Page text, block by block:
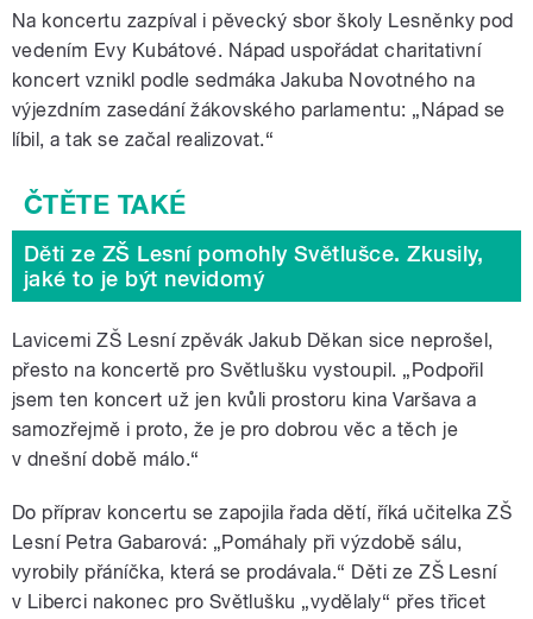
Na koncertu zazpíval i pěvecký sbor školy Lesněnky pod
vedením Evy Kubátové. Nápad uspořádat charitativní
koncert vznikl podle sedmáka Jakuba Novotného na
výjezdním zasedání žákovského parlamentu: „Nápad se
líbil, a tak se začal realizovat.“
Děti ze ZŠ Lesní pomohly Světlušce. Zkusily,
jaké to je být nevidomý
Lavicemi ZŠ Lesní zpěvák Jakub Děkan sice neprošel,
přesto na koncertě pro Světlušku vystoupil. „Podpořil
jsem ten koncert už jen kvůli prostoru kina Varšava a
samozřejmě i proto, že je pro dobrou věc a těch je
v dnešní době málo.“
Do příprav koncertu se zapojila řada dětí, říká učitelka ZŠ
Lesní Petra Gabarová: „Pomáhaly při výzdobě sálu,
vyrobily přáníčka, která se prodávala.“ Děti ze ZŠ Lesní
v Liberci nakonec pro Světlušku „vydělaly“ přes třicet